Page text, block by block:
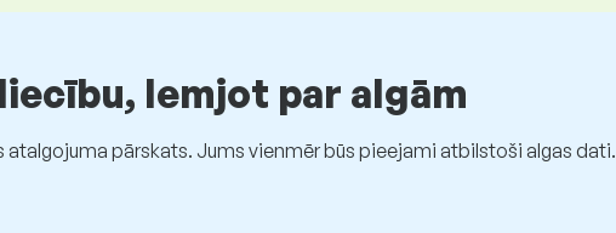
lemjot par algām
pārskats. Jums vienmēr būs pieejami atbilstoši algas dati.